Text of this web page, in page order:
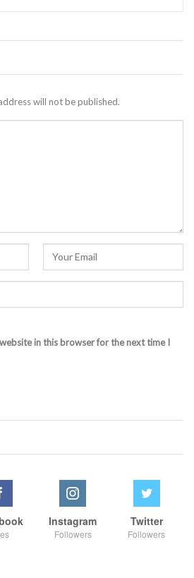
will not be published.
in this browser for the next time I
Instagram
Followers
Twitter
Followers